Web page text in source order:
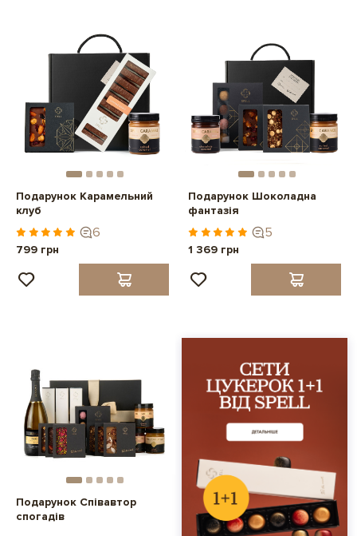
Подарунок Карамельний
клуб
6
799 грн
Подарунок Шоколадна
фантазія
5
1 369 грн
Подарунок Співавтор
спогадів